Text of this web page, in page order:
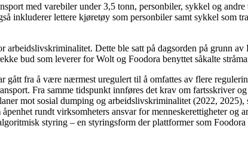
med varebiler under 3,5 tonn, personbiler, sykkel og
inkluderer lettere kjøretøy som personbiler samt sykkel som
Dette ble satt på dagsorden på grunn
bud som leverer for Wolt og Foodora benyttet såkalte
gått fra å være nærmest uregulert til å omfattes av flere
Fra samme tidspunkt innføres det krav om fartsskriver
mot sosial dumping og arbeidslivskriminalitet (2022,
rundt virksomheters ansvar for menneskerettigheter
styring – en styringsform der plattformer som